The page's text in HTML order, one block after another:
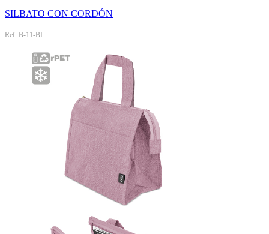
SILBATO CON CORDÓN
Ref: B-11-BL